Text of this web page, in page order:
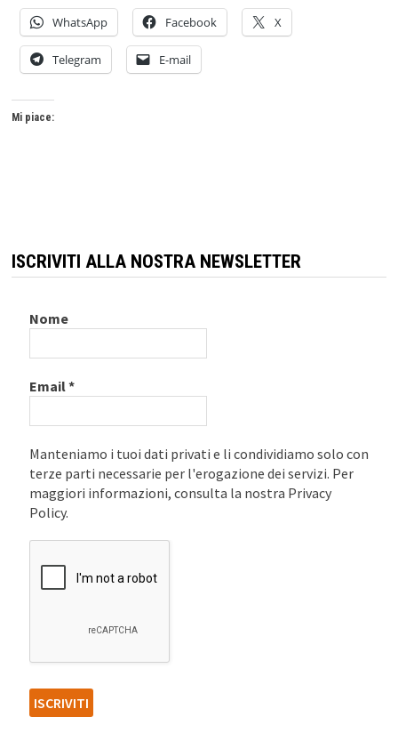
WhatsApp Facebook X
Telegram E-mail
Mi piace:
ISCRIVITI ALLA NOSTRA NEWSLETTER
Nome
Email*
Manteniamo i tuoi dati privati e li condividiamo solo con
terze parti necessarie per l'erogazione dei servizi. Per
maggiori informazioni, consulta la nostra Privacy
Policy.